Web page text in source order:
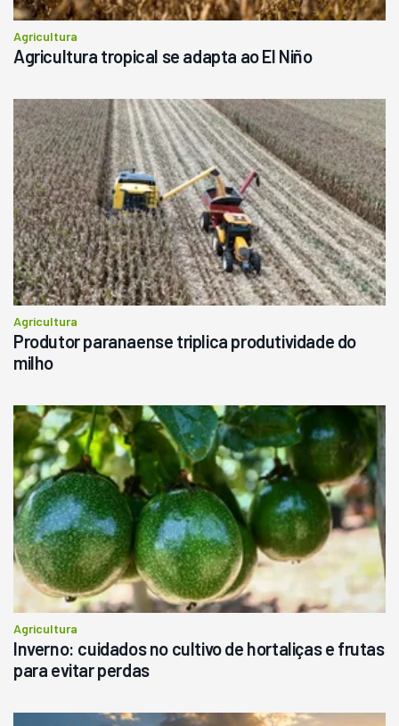
Agricultura
Agricultura tropical se adapta ao El Niño
Agricultura
Produtor paranaense triplica produtividade do
milho
Agricultura
Inverno: cuidados no cultivo de hortaliças e frutas
para evitar perdas